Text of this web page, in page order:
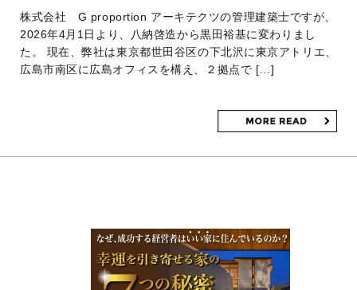
株式会社 G proportion アーキテクツの管理建築士ですが、
2026年4月1日より、八納啓造から黒田裕基に変わりまし
た。 現在、弊社は東京都世田谷区の下北沢に東京アトリエ、
広島市南区に広島オフィスを構え、２拠点で […]